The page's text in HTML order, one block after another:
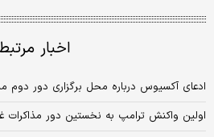
اخبار
ادعای آکسیوس درباره محل برگزاری دور دوم
اولین واکنش ترامپ به نخستین دور مذاکرات